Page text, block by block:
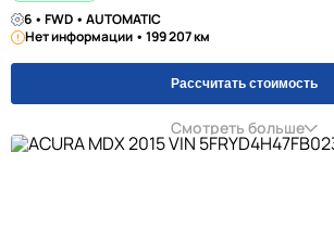
6 • FWD • AUTOMATIC
Нет информации • 199 207 км
Рассчитать стоимость
Смотреть больше